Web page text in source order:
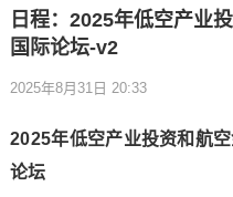
日程：2025年低空产业
国际论坛-v2
2025年8月31日 20:33
2025年低空产业投资和航
论坛